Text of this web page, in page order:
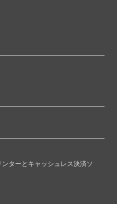
ターとキャッシュレス決済ソ